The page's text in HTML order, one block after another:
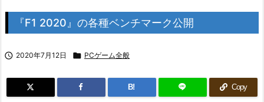
『F1 2020』の各種ベンチマーク公開
 2020年7月12日  PCゲーム全般
B! Copy